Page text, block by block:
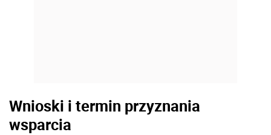
Wnioski i termin przyznania
wsparcia